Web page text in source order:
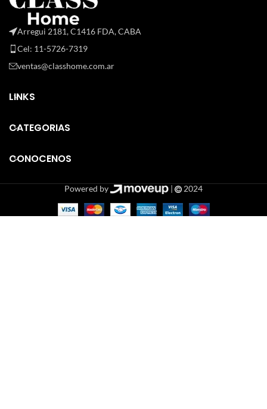
Arregui 2181, C1416 FDA, CABA
Cel: 11-5726-7319
ventas@classhome.com.ar
LINKS
CATEGORIAS
CONOCENOS
Powered by | 2024